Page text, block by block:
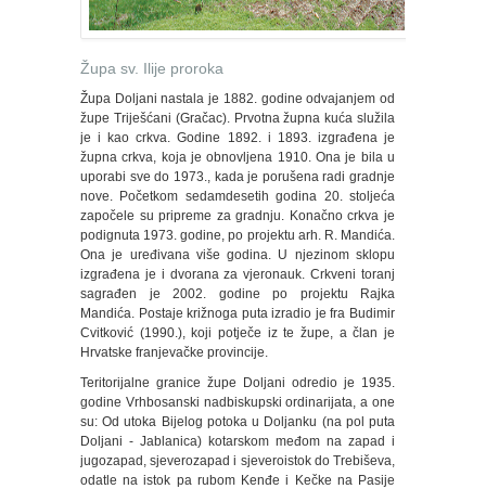
Župa sv. Ilije proroka
Župa Doljani nastala je 1882. godine odvajanjem od
župe Triješćani (Gračac). Prvotna župna kuća služila
je i kao crkva. Godine 1892. i 1893. izgrađena je
župna crkva, koja je obnovljena 1910. Ona je bila u
uporabi sve do 1973., kada je porušena radi gradnje
nove. Početkom sedamdesetih godina 20. stoljeća
započele su pripreme za gradnju. Konačno crkva je
podignuta 1973. godine, po projektu arh. R. Mandića.
Ona je uređivana više godina. U njezinom sklopu
izgrađena je i dvorana za vjeronauk. Crkveni toranj
sagrađen je 2002. godine po projektu Rajka
Mandića. Postaje križnoga puta izradio je fra Budimir
Cvitković (1990.), koji potječe iz te župe, a član je
Hrvatske franjevačke provincije.
Teritorijalne granice župe Doljani odredio je 1935.
godine Vrhbosanski nadbiskupski ordinarijata, a one
su: Od utoka Bijelog potoka u Doljanku (na pol puta
Doljani - Jablanica) kotarskom međom na zapad i
jugozapad, sjeverozapad i sjeveroistok do Trebiševa,
odatle na istok pa rubom Kenđe i Kečke na Pasije